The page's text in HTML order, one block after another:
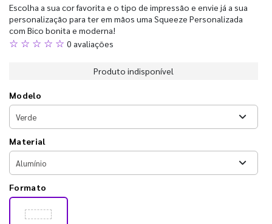
Escolha a sua cor favorita e o tipo de impressão e envie já a sua
personalização para ter em mãos uma Squeeze Personalizada
com Bico bonita e moderna!
☆ ☆ ☆ ☆ ☆ 0 avaliações
Produto indisponível
Modelo
Material
Formato